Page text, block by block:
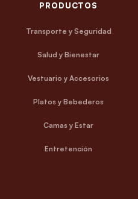
PRODUCTOS
Transporte y Seguridad
Salud y Bienestar
Vestuario y Accesorios
Platos y Bebederos
Camas y Estar
Entretención